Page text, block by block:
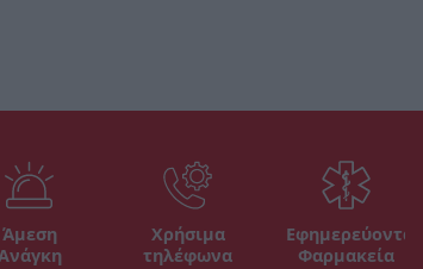
Άμεση
Χρήσιμα
τηλέφωνα
Εφημερεύοντα
Φαρμακεία